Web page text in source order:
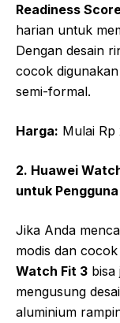
Readiness
harian untuk
Dengan desain
cocok
semi-formal.
Harga: Mulai Rp
2. Huawei
untuk
Jika Anda
modis dan
Watch Fit 3 bisa
mengusung
aluminium